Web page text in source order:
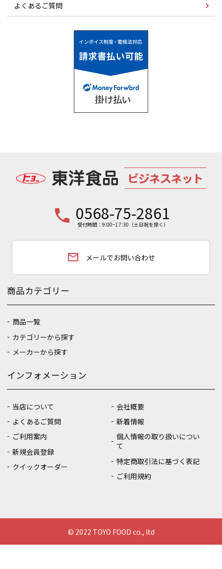
よくあるご質問
phone 0568-75-2861
受付時間：9:00~17:30（土日祝を除く）
email メールでお問い合わせ
商品カテゴリー
商品一覧
カテゴリーから探す
メーカーから探す
インフォメーション
当店について
よくあるご質問
ご利用案内
新規会員登録
クイックオーダー
会社概要
新着情報
個人情報の取り扱いについ
て
特定商取引法に基づく表記
ご利用規約
© 2022 TOYO FOOD co., ltd